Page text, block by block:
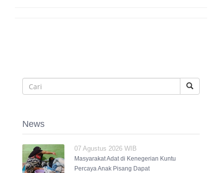
News
07 Agustus 2026 WIB
Masyarakat Adat di Kenegerian Kuntu
Percaya Anak Pisang Dapat